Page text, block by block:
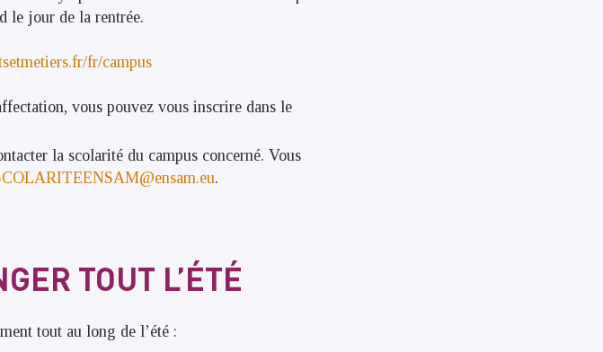
le jour de la rentrée.
fr/campus
vous pouvez vous inscrire dans le
la scolarité du campus concerné. Vous
.
TOUT L’ÉTÉ
tout au long de l’été :